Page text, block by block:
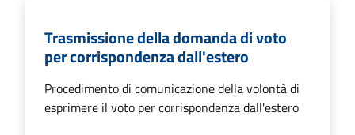
Trasmissione della domanda di voto
per corrispondenza dall'estero
Procedimento di comunicazione della volontà di
esprimere il voto per corrispondenza dall'estero